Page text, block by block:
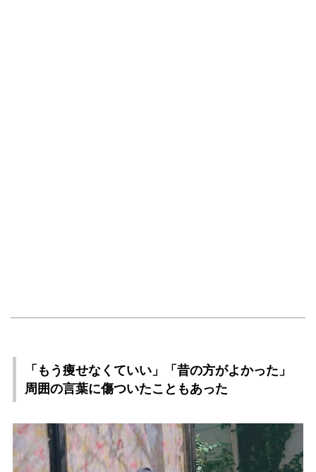
「もう痩せなくていい」「昔の方がよかった」
周囲の言葉に傷ついたこともあった